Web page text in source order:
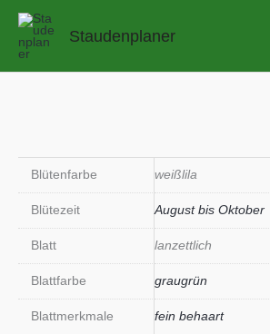
Zum
springen
Staudenplaner
Blütenfarbe weißlila
Blütezeit August bis Oktober
Blatt lanzettlich
Blattfarbe graugrün
Blattmerkmale fein behaart